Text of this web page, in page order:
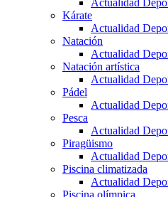
Actualidad
Kárate
Actualidad
Natación
Actualidad
Natación artística
Actualidad
Pádel
Actualidad
Pesca
Actualidad
Piragüismo
Actualidad
Piscina climatizada
Actualidad